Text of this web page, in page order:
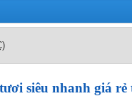
siêu nhanh giá rẻ